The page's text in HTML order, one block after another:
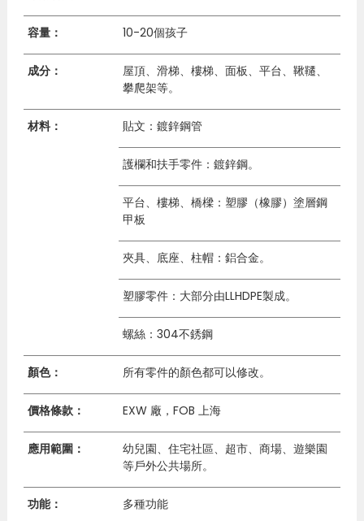
容量： 10-20個孩子
成分：
屋頂、滑梯、樓梯、面板、平台、鞦韆、
攀爬架等。
材料： 貼文：鍍鋅鋼管
護欄和扶手零件：鍍鋅鋼。
平台、樓梯、橋樑：塑膠（橡膠）塗層鋼
甲板
夾具、底座、柱帽：鋁合金。
塑膠零件：大部分由LLHDPE製成。
螺絲：304不銹鋼
顏色： 所有零件的顏色都可以修改。
價格條款： EXW 廠，FOB 上海
應用範圍：
幼兒園、住宅社區、超市、商場、遊樂園
等戶外公共場所。
功能： 多種功能